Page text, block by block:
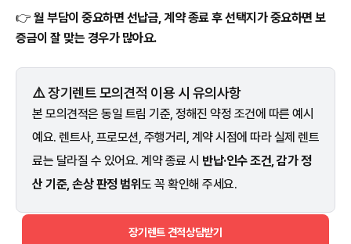
👉 월 부담이 중요하면 선납금, 계약 종료 후 선택지가 중요하면 보
증금이 잘 맞는 경우가 많아요.
⚠️ 장기렌트 모의견적 이용 시 유의사항
본 모의견적은 동일 트림 기준, 정해진 약정 조건에 따른 예시
예요. 렌트사, 프로모션, 주행거리, 계약 시점에 따라 실제 렌트
료는 달라질 수 있어요. 계약 종료 시 반납·인수 조건, 감가 정
산 기준, 손상 판정 범위도 꼭 확인해 주세요.
장기렌트 견적상담받기